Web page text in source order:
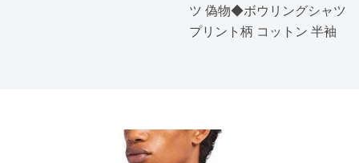
ツ 偽物◆ボウリングシャツ
プリント柄 コットン 半袖